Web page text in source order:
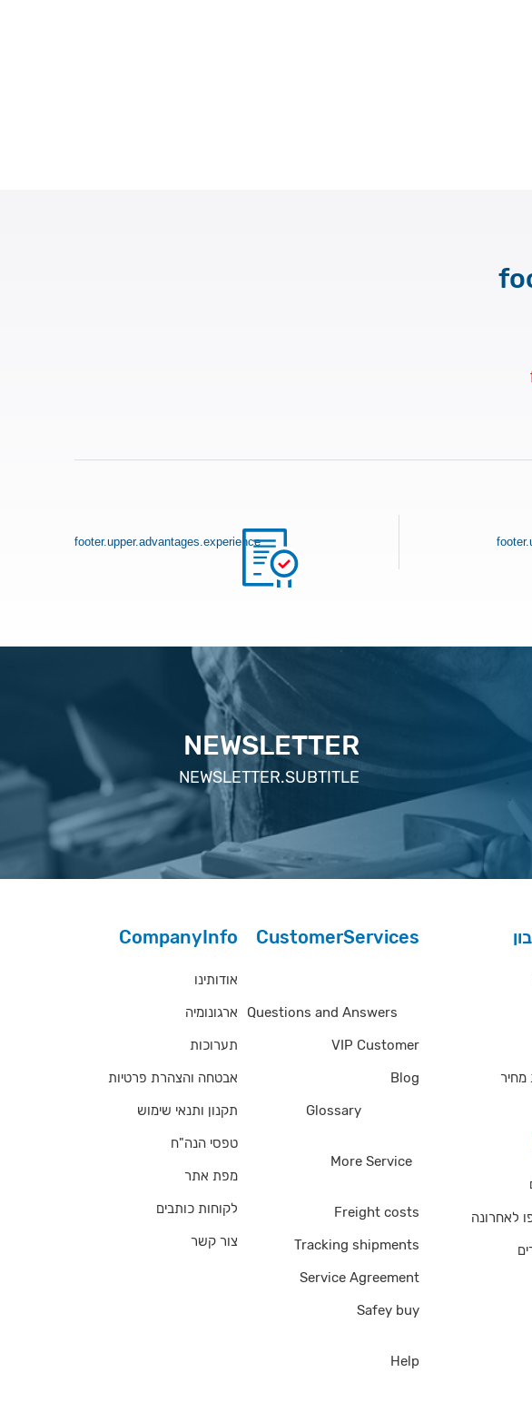
footer.upper.advantages.experience
NEWSLETTER
NEWSLETTER.SUBTITLE
CompanyInfo
אודותינו
ארגונומיה
תערוכות
אבטחה והצהרת פרטיות
תקנון ותנאי שימוש
טפסי הנה"ח
מפת אתר
לקוחות כותבים
צור קשר
CustomerServices
Questions and Answers
VIP Customer
Blog
Glossary
More Service
Freight costs
Tracking shipments
Service Agreement
Safey buy
Help
לאחרונה